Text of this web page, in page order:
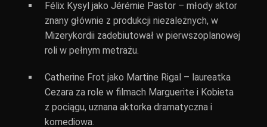
Félix Kysyl jako Jérémie Pastor – młody aktor
znany głównie z produkcji niezależnych, w
Mizerykordii zadebiutował w pierwszoplanowej
roli w pełnym metrażu.
Catherine Frot jako Martine Rigal – laureatka
Cezara za role w filmach Marguerite i Kobieta
z pociągu, uznana aktorka dramatyczna i
komediowa.